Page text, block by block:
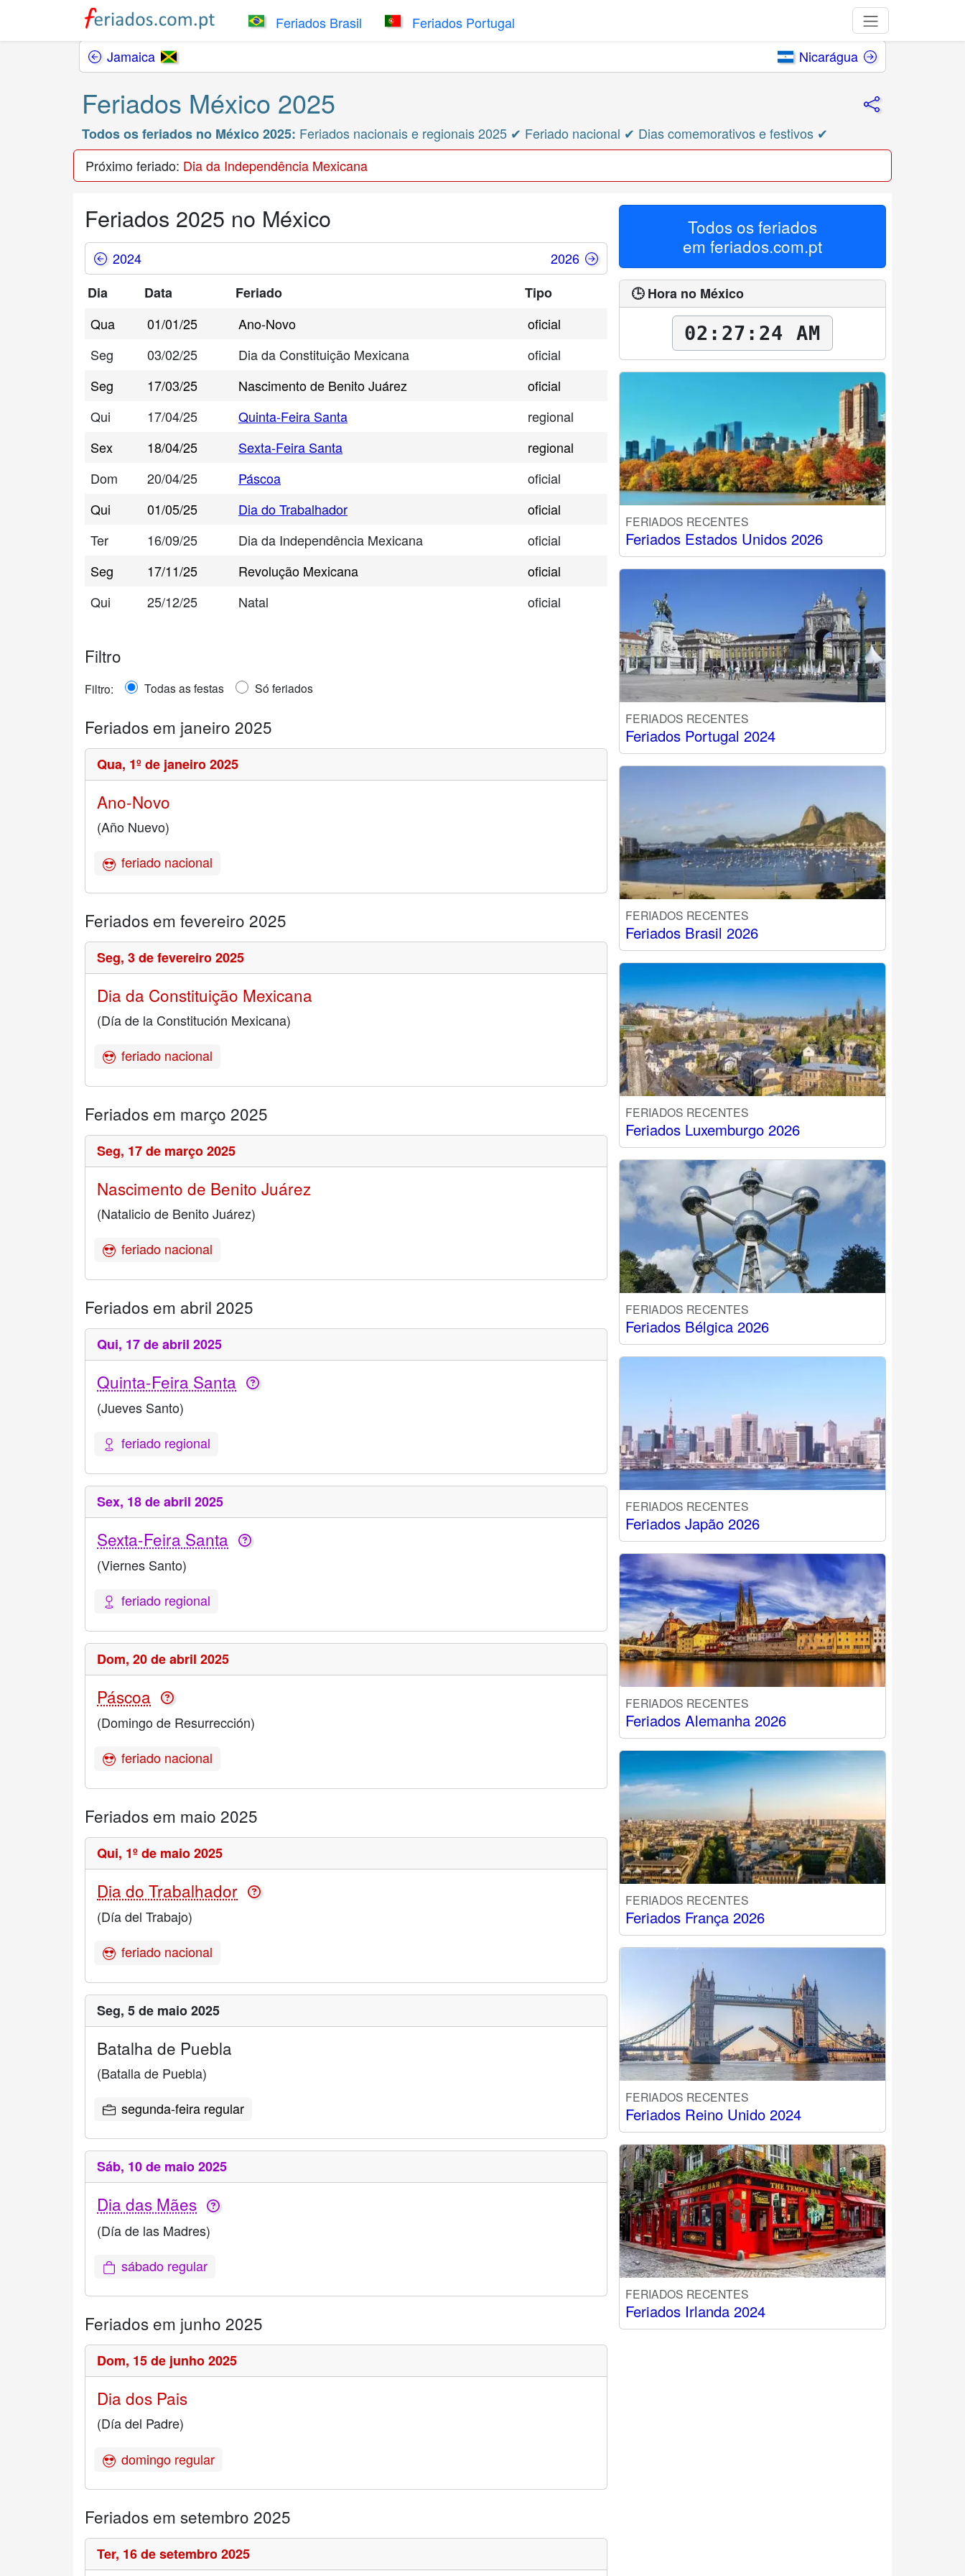
Feriados Brasil
Feriados Portugal
Jamaica
Nicarágua
Feriados México 2025
Todos os feriados no México 2025: Feriados nacionais e regionais 2025 ✔ Feriado nacional ✔ Dias comemorativos e festivos ✔
Próximo feriado: Dia da Independência Mexicana
Feriados 2025 no México
2024
2026
Dia
Data Feriado
Tipo
Qua
01/01/25 Ano-Novo
oficial
Seg
03/02/25 Dia da Constituição Mexicana
oficial
Seg
17/03/25 Nascimento de Benito Juárez
oficial
Qui
17/04/25 Quinta-Feira Santa
regional
Sex
18/04/25 Sexta-Feira Santa
regional
Dom
20/04/25 Páscoa
oficial
Qui
01/05/25 Dia do Trabalhador
oficial
Ter
16/09/25 Dia da Independência Mexicana
oficial
Seg
17/11/25 Revolução Mexicana
oficial
Qui
25/12/25 Natal oficial
Filtro
Filtro: Todas as festas Só feriados
Feriados em janeiro 2025
Qua, 1º de janeiro 2025
Ano-Novo
(Año Nuevo)
feriado nacional
Feriados em fevereiro 2025
Seg, 3 de fevereiro 2025
Dia da Constituição Mexicana
(Día de la Constitución Mexicana)
feriado nacional
Feriados em março 2025
Seg, 17 de março 2025
Nascimento de Benito Juárez
(Natalicio de Benito Juárez)
feriado nacional
Feriados em abril 2025
Qui, 17 de abril 2025
Quinta-Feira Santa
(Jueves Santo)
feriado regional
Sex, 18 de abril 2025
Sexta-Feira Santa
(Viernes Santo)
feriado regional
Dom, 20 de abril 2025
Páscoa
(Domingo de Resurrección)
feriado nacional
Feriados em maio 2025
Qui, 1º de maio 2025
Dia do Trabalhador
(Día del Trabajo)
feriado nacional
Seg, 5 de maio 2025
Batalha de Puebla
(Batalla de Puebla)
segunda-feira regular
Sáb, 10 de maio 2025
Dia das Mães
(Día de las Madres)
sábado regular
Feriados em junho 2025
Dom, 15 de junho 2025
Dia dos Pais
(Día del Padre)
domingo regular
Feriados em setembro 2025
Ter, 16 de setembro 2025
Todos os feriados
em feriados.com.pt
🕒 Hora no México
02:27:25 AM
FERIADOS RECENTES
Feriados Estados Unidos 2026
FERIADOS RECENTES
Feriados Portugal 2024
FERIADOS RECENTES
Feriados Brasil 2026
FERIADOS RECENTES
Feriados Luxemburgo 2026
FERIADOS RECENTES
Feriados Bélgica 2026
FERIADOS RECENTES
Feriados Japão 2026
FERIADOS RECENTES
Feriados Alemanha 2026
FERIADOS RECENTES
Feriados França 2026
FERIADOS RECENTES
Feriados Reino Unido 2024
FERIADOS RECENTES
Feriados Irlanda 2024